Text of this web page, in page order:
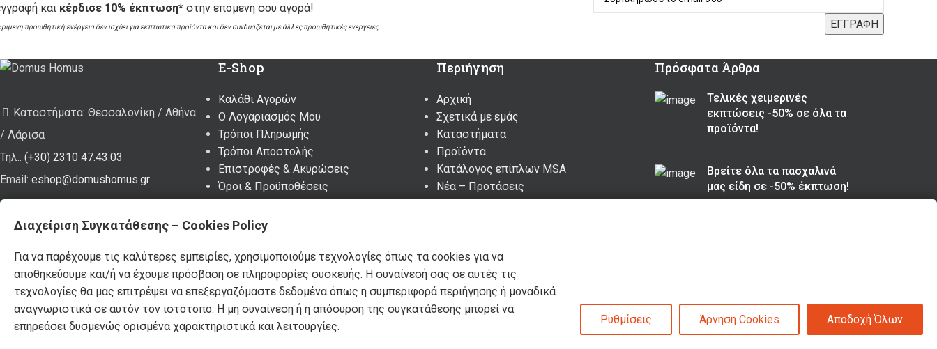
και κέρδισε 10% έκπτωση* στην επόμενη σου αγορά!
προωθητική ενέργεια δεν ισχύει για εκπτωτικά προϊόντα και δεν συνδυάζεται με άλλες προωθητικές ενέργειες.
Καταστήματα: Θεσσαλονίκη / Αθήνα
/ Λάρισα
Τηλ.: (+30) 2310 47.43.03
Email: eshop@domushomus.gr
E-Shop
Καλάθι Αγορών
Ο Λογαριασμός Μου
Τρόποι Πληρωμής
Τρόποι Αποστολής
Επιστροφές & Ακυρώσεις
Όροι & Προϋποθέσεις
Περιήγηση
Αρχική
Σχετικά με εμάς
Καταστήματα
Προϊόντα
Κατάλογος επίπλων MSA
Nέα – Προτάσεις
Πρόσφατα Άρθρα
Τελικές χειμερινές
εκπτώσεις -50% σε όλα τα
προϊόντα!
Βρείτε όλα τα πασχαλινά
μας είδη σε -50% έκπτωση!
Διαχείριση Συγκατάθεσης – Cookies Policy
Για να παρέχουμε τις καλύτερες εμπειρίες, χρησιμοποιούμε τεχνολογίες όπως τα cookies για να
αποθηκεύουμε και/ή να έχουμε πρόσβαση σε πληροφορίες συσκευής. Η συναίνεσή σας σε αυτές τις
τεχνολογίες θα μας επιτρέψει να επεξεργαζόμαστε δεδομένα όπως η συμπεριφορά περιήγησης ή μοναδικά
αναγνωριστικά σε αυτόν τον ιστότοπο. Η μη συναίνεση ή η απόσυρση της συγκατάθεσης μπορεί να
επηρεάσει δυσμενώς ορισμένα χαρακτηριστικά και λειτουργίες.
Ρυθμίσεις Άρνηση Cookies Αποδοχή Όλων